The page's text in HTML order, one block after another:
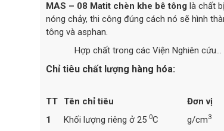
MAS – 08 Matit chèn khe bê tông là chất
nóng chảy, thi công đúng cách nó sẽ hình
tông và asphan.
Hợp chất trong các Viện Nghiên cứu…
Chỉ tiêu chất lượng hàng hóa:
TT Tên chỉ tiêu Đơn vị
1
Khối lượng riêng ở 25 0C g/cm3